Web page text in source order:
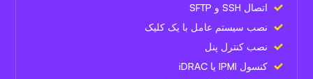
اتصال SSH و SFTP
نصب سیستم عامل با یک کلیک
نصب کنترل پنل
کنسول IPMI یا iDRAC